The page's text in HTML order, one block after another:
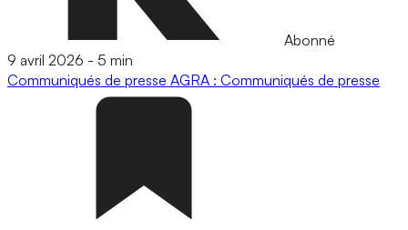
Abonné
9 avril 2026 - 5 min
Communiqués de presse AGRA : Communiqués de presse